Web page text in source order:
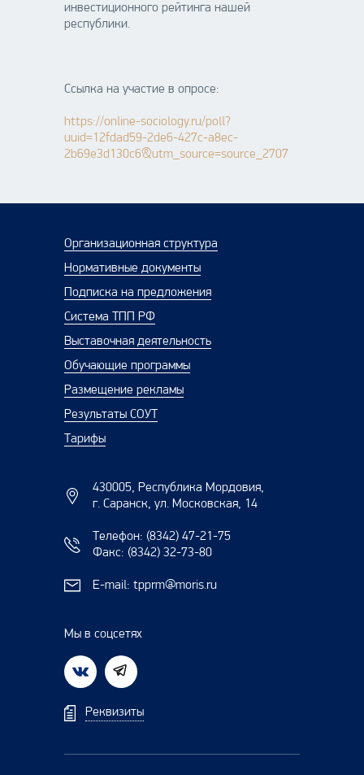
инвестиционного рейтинга нашей
республики.
Ссылка на участие в опросе:
https://online-sociology.ru/poll?
uuid=12fdad59-2de6-427c-a8ec-
2b69e3d130c6&utm_source=source_2707
Организационная структура
Нормативные документы
Подписка на предложения
Система ТПП РФ
Выставочная деятельность
Обучающие программы
Размещение рекламы
Результаты СОУТ
Тарифы
430005, Республика Мордовия,
г. Саранск, ул. Московская, 14
Телефон: (8342) 47-21-75
Факс: (8342) 32-73-80
E-mail: tpprm@moris.ru
Мы в соцсетях
Реквизиты